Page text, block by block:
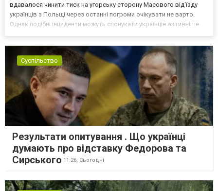
вдавалося чинити тиск на угорську сторону Масового від'їзду
українців з Польщі через останні погроми очікувати не варто.
Однак подібні інциденти можуть спонукати українців активніше
Суспільство
Результати опитування . Що українці
думають про відставку Федорова та
Сирського 11:26, Сьогодні